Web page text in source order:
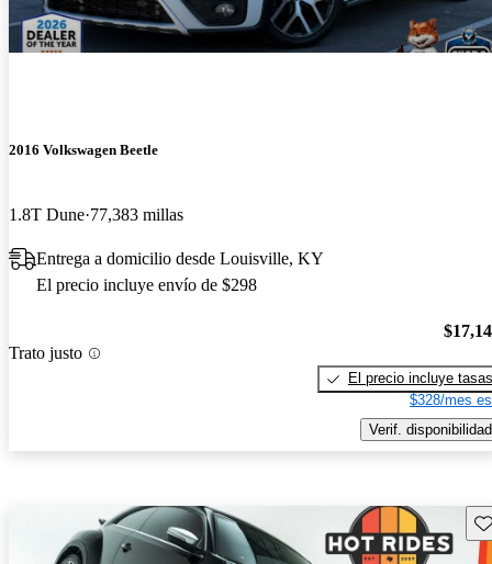
2016 Volkswagen Beetle
1.8T Dune 77,383 millas
Entrega a domicilio desde Louisville, KY
El precio incluye envío de $298
Trato justo
El precio incluye tasas
$328/mes
Verif. disponibilidad